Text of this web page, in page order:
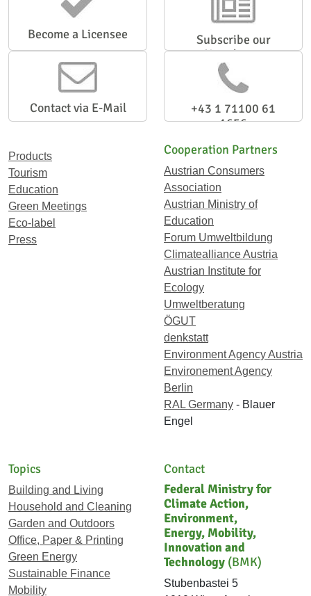
Become a Licensee
Subscribe our
Newsletter
Contact via E-Mail
+43 1 71100 61
1656
Products
Tourism
Education
Green Meetings
Eco-label
Press
Cooperation Partners
Austrian Consumers
Association
Austrian Ministry of
Education
Forum Umweltbildung
Climatealliance Austria
Austrian Institute for
Ecology
Umweltberatung
ÖGUT
denkstatt
Environment Agency Austria
Environement Agency
Berlin
RAL Germany - Blauer
Engel
Topics
Building and Living
Household and Cleaning
Garden and Outdoors
Office, Paper & Printing
Green Energy
Sustainable Finance
Mobility
Contact
Federal Ministry for
Climate Action,
Environment,
Energy, Mobility,
Innovation and
Technology (BMK)
Stubenbastei 5